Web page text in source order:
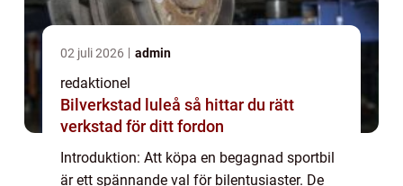
02 juli 2026 admin
redaktionel
Bilverkstad luleå så hittar du rätt
verkstad för ditt fordon
Introduktion: Att köpa en begagnad sportbil
är ett spännande val för bilentusiaster. De